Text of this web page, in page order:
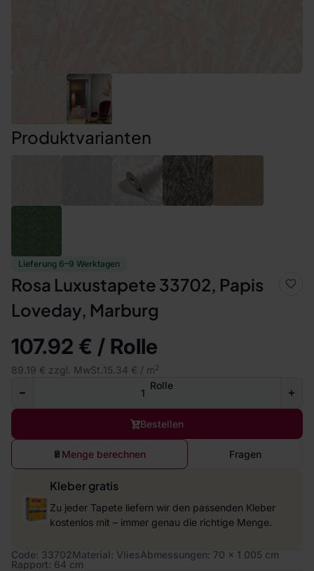
Lieferung 6–9 Werktagen
Rosa Luxustapete 33702, Papis
Loveday, Marburg
107.92 € / Rolle
89.19 € zzgl. MwSt. 15.34 € / m2
Rolle
Bestellen
Menge berechnen Fragen
Kleber gratis
Zu jeder Tapete liefern wir den passenden Kleber
kostenlos mit – immer genau die richtige Menge.
Code: 33702Material: VliesAbmessungen: 70 x 1 005 cm
Rapport: 64 cm
Produktvarianten